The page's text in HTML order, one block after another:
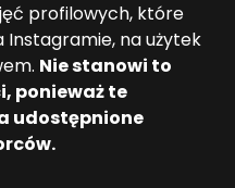
profilowych, które
na użytek
Nie stanowi to
ponieważ te
udostępnione